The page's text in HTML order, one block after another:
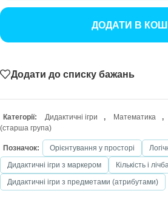
ДОДАТИ В
Додати до списку бажань
Категорії: Дидактичні ігри , Математика ,
(старша група)
Позначок: Орієнтування у просторі
Дидактичні ігри з маркером
Кількість і
Дидактичні ігри з предметами (атрибутами)